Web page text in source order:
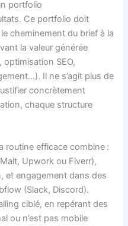
portfolio
Ce portfolio doit
cheminement du brief à la
la valeur générée
SEO,
Il ne s’agit plus de
concrètement
chaque structure
routine efficace combine :
Upwork ou Fiverr),
et engagement dans des
(Slack, Discord).
ciblé, en repérant des
ou n’est pas mobile